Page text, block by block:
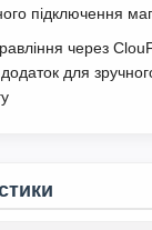
підключення
через
для